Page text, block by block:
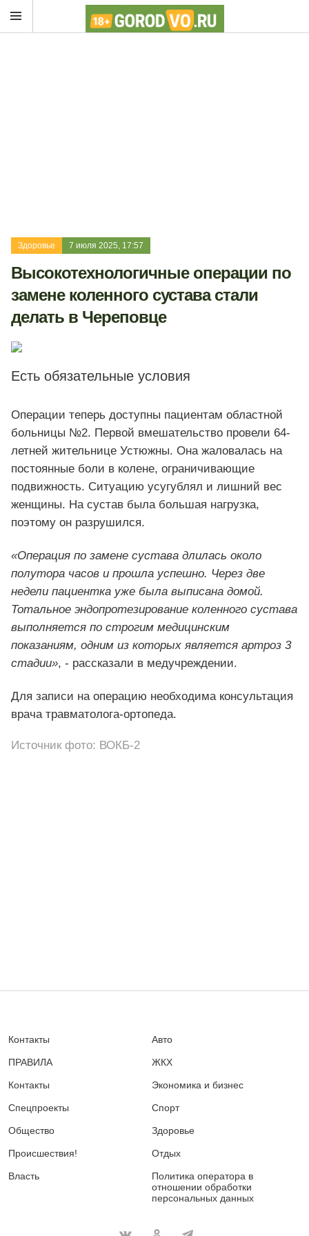
Здоровье 7 июля 2025, 17:57
Высокотехнологичные операции по
замене коленного сустава стали
делать в Череповце
Есть обязательные условия
Операции теперь доступны пациентам областной
больницы №2. Первой вмешательство провели 64-
летней жительнице Устюжны. Она жаловалась на
постоянные боли в колене, ограничивающие
подвижность. Ситуацию усугублял и лишний вес
женщины. На сустав была большая нагрузка,
поэтому он разрушился.
«Операция по замене сустава длилась около
полутора часов и прошла успешно. Через две
недели пациентка уже была выписана домой.
Тотальное эндопротезирование коленного сустава
выполняется по строгим медицинским
показаниям, одним из которых является артроз 3
стадии», - рассказали в медучреждении.
Для записи на операцию необходима консультация
врача травматолога-ортопеда.
Источник фото: ВОКБ-2
Контакты
ПРАВИЛА
Контакты
Спецпроекты
Общество
Происшествия!
Власть
Авто
ЖКХ
Экономика и бизнес
Спорт
Здоровье
Отдых
Политика оператора в
отношении обработки
персональных данных